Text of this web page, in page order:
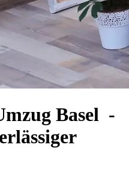
Basel ⁠ -